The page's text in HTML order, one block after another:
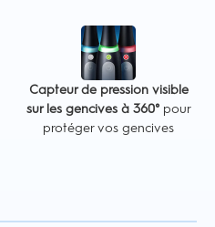
Capteur de pression visible
sur les gencives à 360°pour
protéger vos gencives